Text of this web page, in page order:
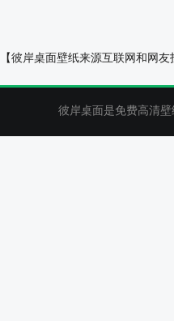
【彼岸桌面壁纸来源互联网和网
彼岸桌面是免费高清壁